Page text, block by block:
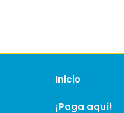
Inicio
¡Paga aquí!